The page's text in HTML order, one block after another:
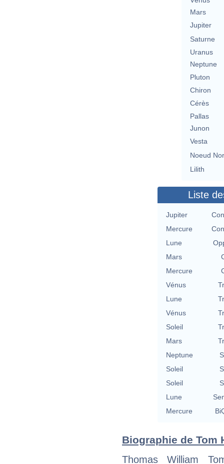
Mars
Jupiter
Saturne
Uranus
Neptune
Pluton
Chiron
Cérès
Pallas
Junon
Vesta
Noeud
Lilith
Liste
Jupiter
Mercure
Lune
Mars
Mercure
Vénus
Lune
Vénus
Soleil
Mars
Neptune
Soleil
Soleil
Lune
Mercure
Biographie de Tom
Thomas William